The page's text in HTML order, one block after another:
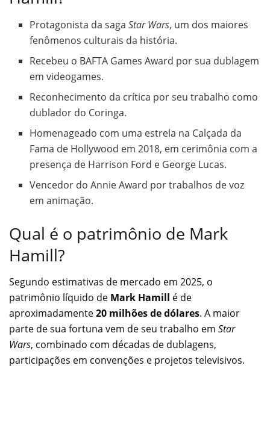
Protagonista da sagaStar Wars, um dos maiores
fenômenos culturais da história.
Recebeu o BAFTA Games Award por sua dublagem
em videogames.
Reconhecimento da crítica por seu trabalho como
dublador do Coringa.
Homenageado com uma estrela na Calçada da
Fama de Hollywood em 2018, em cerimônia com a
presença de Harrison Ford e George Lucas.
Vencedor do Annie Award por trabalhos de voz
em animação.
Qual é o patrimônio de Mark
Hamill?
Segundo estimativas de mercado em 2025, o
patrimônio líquido de Mark Hamill é de
aproximadamente20 milhões de dólares. A maior
parte de sua fortuna vem de seu trabalho em Star
Wars, combinado com décadas de dublagens,
participações em convenções e projetos televisivos.